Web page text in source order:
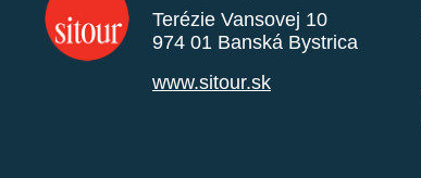
Terézie Vansovej 10
974 01 Banská Bystrica
www.sitour.sk